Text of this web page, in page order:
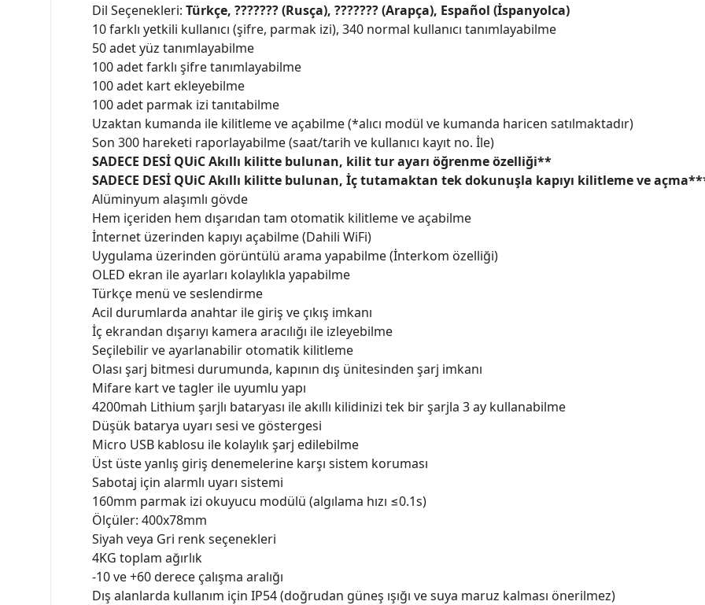
Dil Seçenekleri: Türkçe, ??????? (Rusça), ??????? (Arapça), Español (İspanyolca)
10 farklı yetkili kullanıcı (şifre, parmak izi), 340 normal kullanıcı tanımlayabilme
50 adet yüz tanımlayabilme
100 adet farklı şifre tanımlayabilme
100 adet kart ekleyebilme
100 adet parmak izi tanıtabilme
Uzaktan kumanda ile kilitleme ve açabilme (*alıcı modül ve kumanda haricen satılmaktadır)
Son 300 hareketi raporlayabilme (saat/tarih ve kullanıcı kayıt no. İle)
SADECE DESİ QUiC Akıllı kilitte bulunan, kilit tur ayarı öğrenme özelliği**
SADECE DESİ QUiC Akıllı kilitte bulunan, İç tutamaktan tek dokunuşla kapıyı kilitleme ve
Alüminyum alaşımlı gövde
Hem içeriden hem dışarıdan tam otomatik kilitleme ve açabilme
İnternet üzerinden kapıyı açabilme (Dahili WiFi)
Uygulama üzerinden görüntülü arama yapabilme (İnterkom özelliği)
OLED ekran ile ayarları kolaylıkla yapabilme
Türkçe menü ve seslendirme
Acil durumlarda anahtar ile giriş ve çıkış imkanı
İç ekrandan dışarıyı kamera aracılığı ile izleyebilme
Seçilebilir ve ayarlanabilir otomatik kilitleme
Olası şarj bitmesi durumunda, kapının dış ünitesinden şarj imkanı
Mifare kart ve tagler ile uyumlu yapı
4200mah Lithium şarjlı bataryası ile akıllı kilidinizi tek bir şarjla 3 ay kullanabilme
Düşük batarya uyarı sesi ve göstergesi
Micro USB kablosu ile kolaylık şarj edilebilme
Üst üste yanlış giriş denemelerine karşı sistem koruması
Sabotaj için alarmlı uyarı sistemi
160mm parmak izi okuyucu modülü (algılama hızı ≤0.1s)
Ölçüler: 400x78mm
Siyah veya Gri renk seçenekleri
4KG toplam ağırlık
-10 ve +60 derece çalışma aralığı
Dış alanlarda kullanım için IP54 (doğrudan güneş ışığı ve suya maruz kalması önerilmez)